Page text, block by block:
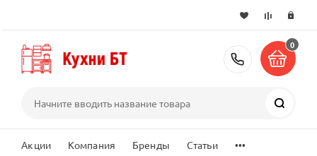
+7 (495)
0
Акции Компания Бренды Статьи ...